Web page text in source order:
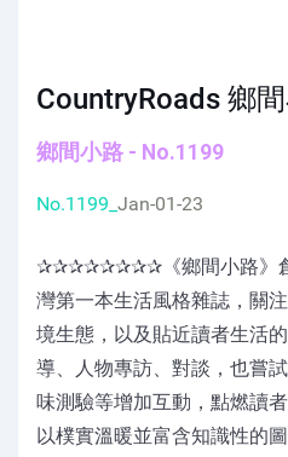
CountryRoads 鄉
鄉間小路 - No.1199
No.1199_ Jan-01-23
✰✰✰✰✰✰✰✰《鄉間小路》創
灣第一本生活風格雜誌，關
境生態，以及貼近讀者生活
導、人物專訪、對談，也嘗
味測驗等增加互動，點燃讀
以樸實溫暖並富含知識性的